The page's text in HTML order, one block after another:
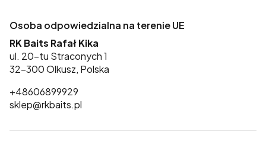
Osoba odpowiedzialna na terenie UE
RK Baits Rafał Kika
ul. 20-tu Straconych 1
32-300 Olkusz, Polska
+48606899929
sklep@rkbaits.pl